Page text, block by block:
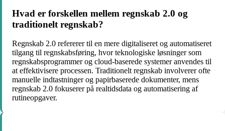
Hvad er forskellen mellem regnskab 2.0 og
traditionelt regnskab?
Regnskab 2.0 refererer til en mere digitaliseret og automatiseret
tilgang til regnskabsføring, hvor teknologiske løsninger som
regnskabsprogrammer og cloud-baserede systemer anvendes til
at effektivisere processen. Traditionelt regnskab involverer ofte
manuelle indtastninger og papirbaserede dokumenter, mens
regnskab 2.0 fokuserer på realtidsdata og automatisering af
rutineopgaver.